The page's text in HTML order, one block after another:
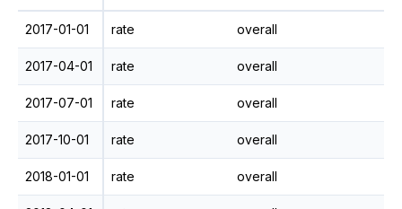
2017-01-01 rate overall
2017-04-01 rate overall
2017-07-01 rate overall
2017-10-01 rate overall
2018-01-01 rate overall